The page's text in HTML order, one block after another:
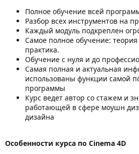
Полное обучение всей
Разбор всех инструментов на
Каждый модуль подкреплен
Самое полное обучение:
практика.
Обучение с нуля и до
Самая полная и актуальная
использованы функции самой
программы
Курс ведет автор со стажем и
работающей в сфере моушн
дизайна
Особенности курса по Cinema 4D